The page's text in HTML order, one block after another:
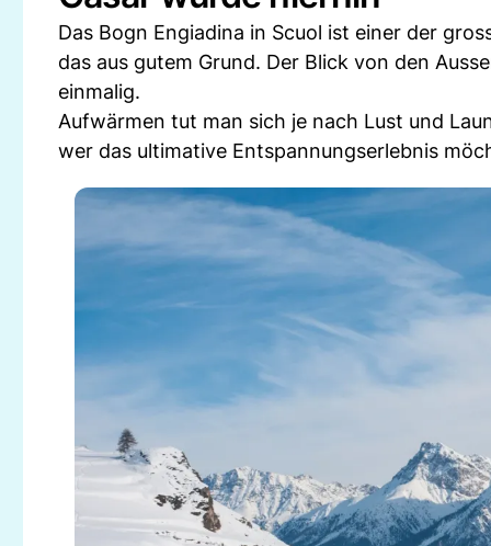
Das Bogn Engiadina in Scuol ist einer der
das aus gutem Grund. Der Blick von den
einmalig.
Aufwärmen tut man sich je nach Lust und
wer das ultimative Entspannungserlebnis